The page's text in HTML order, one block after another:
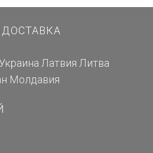
Латвия Литва
Молдавия